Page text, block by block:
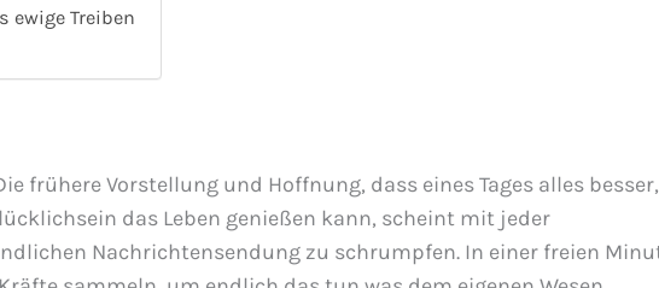
ewige Treiben
frühere Vorstellung und Hoffnung, dass eines Tages alles besser,
das Leben genießen kann, scheint mit jeder
Nachrichtensendung zu schrumpfen. In einer freien